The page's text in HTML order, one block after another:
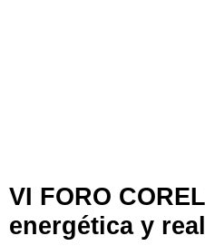
VI FORO
energética y